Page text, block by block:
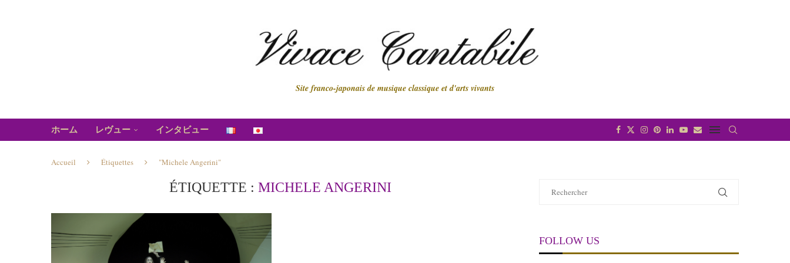
Site franco-japonais de musique classique et d'arts vivants
ホーム レヴュー インタビュー
Accueil Étiquettes "Michele Angerini"
ÉTIQUETTE : MICHELE ANGERINI
FOLLOW US